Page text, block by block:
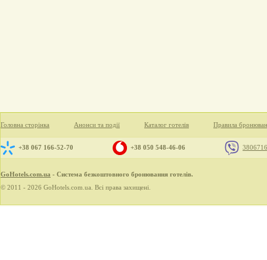
Головна сторінка Анонси та події Каталог готелів Правила
+38 067 166-52-70 +38 050 548-46-06
GoHotels.com.ua - Система безкоштовного бронювання готелів.
© 2011 - 2026 GoHotels.com.ua. Всі права захищені.